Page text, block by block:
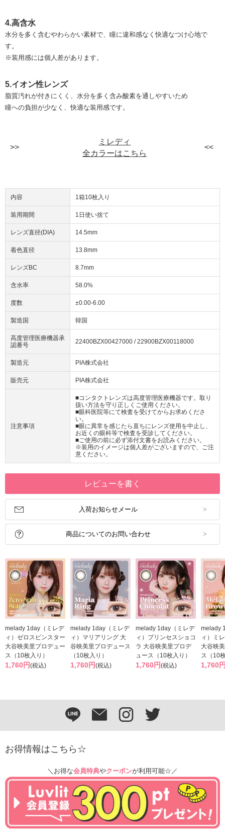
4.高含水
水分を多く含むやわらかい素材で、瞳に違和感なく快適なつけ心地で
す。
※装用感には個人差があります。
5.イオン性レンズ
脂質汚れが付きにくく、水分を多く含み酸素を通しやすいため
瞳への負担が少なく、快適な装用感です。
ミレディ
全カラーはこちら
内容 1箱10枚入り
装用期間 1日使い捨て
レンズ直径(DIA) 14.5mm
着色直径 13.8mm
レンズBC 8.7mm
含水率 58.0%
度数 ±0.00-6.00
製造国 韓国
高度管理医療機器承
認番号
22400BZX00427000 / 22900BZX00118000
製造元 PIA株式会社
販売元 PIA株式会社
注意事項
■コンタクトレンズは高度管理医療機器です。取り
扱い方法を守り正しくご使用ください。
■眼科医院等にて検査を受けてからお求めくださ
い。
■眼に異常を感じたら直ちにレンズ使用を中止し、
お近くの眼科等で検査を受診してください。
■ご使用の前に必ず添付文書をお読みください。
※装用のイメージは個人差がございますので、ご注
意ください。
レビューを書く
入荷お知らせメール
商品についてのお問い合わせ
melady 1day（ミレデ
ィ）ゼロスピンスター
大谷映美里プロデュー
ス（10枚入り）
1,760円(税込)
melady 1day（ミレデ
ィ）マリアリング 大
谷映美里プロデュース
（10枚入り）
1,760円(税込)
melady 1day（ミレデ
ィ）プリンセスショコ
ラ 大谷映美里プロデ
ュース（10枚入り）
1,760円(税込)
melady
ィ）ミ
大谷映
ス（10
1,760
お得情報はこちら☆
＼お得な会員特典やクーポンが利用可能☆／